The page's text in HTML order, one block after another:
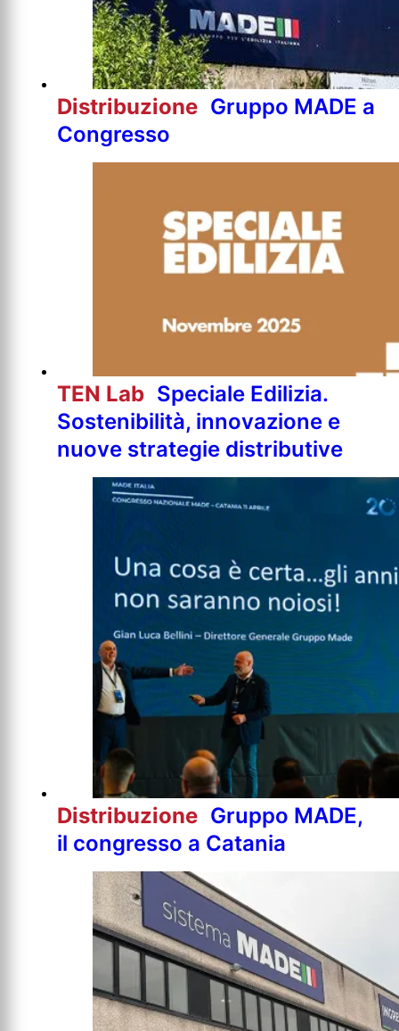
Distribuzione Gruppo MADE a
Congresso
TEN Lab Speciale Edilizia.
Sostenibilità, innovazione e
nuove strategie distributive
Distribuzione Gruppo MADE,
il congresso a Catania